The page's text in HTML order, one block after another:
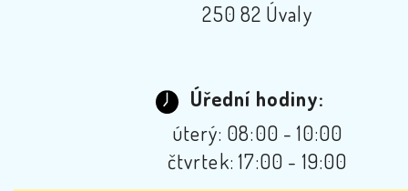
250 82 Úvaly
Úřední hodiny:
úterý: 08:00 - 10:00
čtvrtek: 17:00 - 19:00